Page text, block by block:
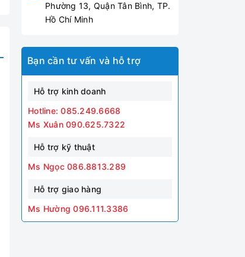
Phường 13, Quận Tân Bình, TP.
Hồ Chí Minh
Bạn cần tư vấn và hỗ trợ
Hỗ trợ kinh doanh
Hotline: 085.249.6668
Ms Xuân 090.625.7322
Hỗ trợ kỹ thuật
Ms Ngọc 086.8813.289
Hỗ trợ giao hàng
Ms Hường 096.111.3386